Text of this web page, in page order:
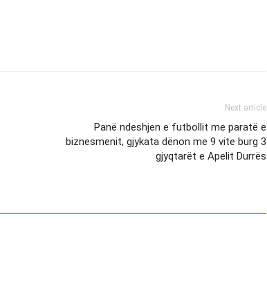
Next article
Panë ndeshjen e futbollit me paratë e
biznesmenit, gjykata dënon me 9 vite burg 3
gjyqtarët e Apelit Durrës